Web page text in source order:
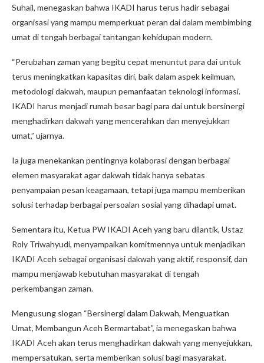
Suhail, menegaskan bahwa IKADI harus terus hadir sebagai
organisasi yang mampu memperkuat peran dai dalam membimbing
umat di tengah berbagai tantangan kehidupan modern.
“Perubahan zaman yang begitu cepat menuntut para dai untuk
terus meningkatkan kapasitas diri, baik dalam aspek keilmuan,
metodologi dakwah, maupun pemanfaatan teknologi informasi.
IKADI harus menjadi rumah besar bagi para dai untuk bersinergi
menghadirkan dakwah yang mencerahkan dan menyejukkan
umat,” ujarnya.
Ia juga menekankan pentingnya kolaborasi dengan berbagai
elemen masyarakat agar dakwah tidak hanya sebatas
penyampaian pesan keagamaan, tetapi juga mampu memberikan
solusi terhadap berbagai persoalan sosial yang dihadapi umat.
Sementara itu, Ketua PW IKADI Aceh yang baru dilantik, Ustaz
Roly Triwahyudi, menyampaikan komitmennya untuk menjadikan
IKADI Aceh sebagai organisasi dakwah yang aktif, responsif, dan
mampu menjawab kebutuhan masyarakat di tengah
perkembangan zaman.
Mengusung slogan “Bersinergi dalam Dakwah, Menguatkan
Umat, Membangun Aceh Bermartabat”, ia menegaskan bahwa
IKADI Aceh akan terus menghadirkan dakwah yang menyejukkan,
mempersatukan, serta memberikan solusi bagi masyarakat.